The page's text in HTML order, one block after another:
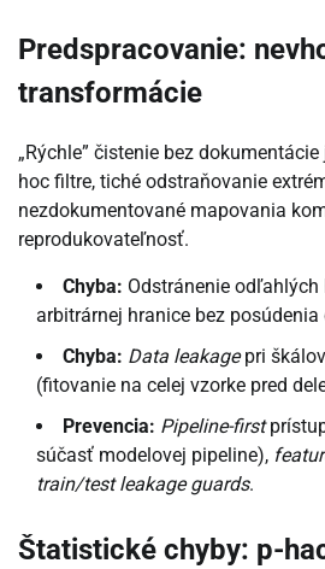
Predspracovanie:
transformácie
„Rýchle” čistenie bez
hoc filtre, tiché odstraňovanie
nezdokumentované mapovania
reprodukovateľnosť.
Chyba: Odstránenie
arbitrárnej hranice bez posúdenia
Chyba: Data leakagepri
(fitovanie na celej vzorke pred
Prevencia: Pipeline-first
súčasť modelovej pipeline),
train/test leakage guards.
Štatistické chyby: p-